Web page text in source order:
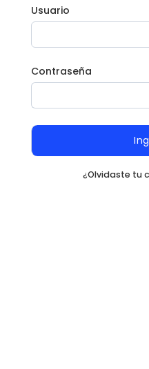
Usuario
Contraseña
¿Olvidaste tu